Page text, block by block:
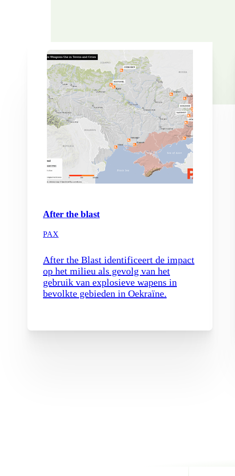
After the blast
PAX
After the Blast identificeert de impact
op het milieu als gevolg van het
gebruik van explosieve wapens in
bevolkte gebieden in Oekraïne.